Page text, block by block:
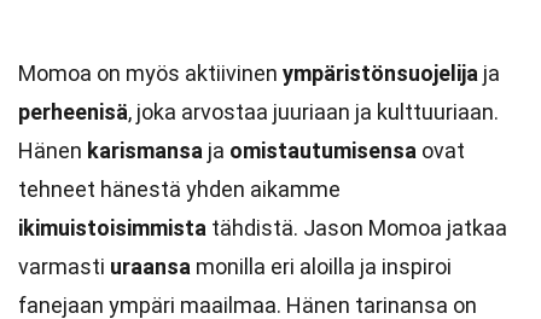
Momoa on myös aktiivinen ympäristönsuojelija ja
perheenisä, joka arvostaa juuriaan ja kulttuuriaan.
Hänen karismansa ja omistautumisensa ovat
tehneet hänestä yhden aikamme
ikimuistoisimmista tähdistä. Jason Momoa jatkaa
varmasti uraansa monilla eri aloilla ja inspiroi
fanejaan ympäri maailmaa. Hänen tarinansa on